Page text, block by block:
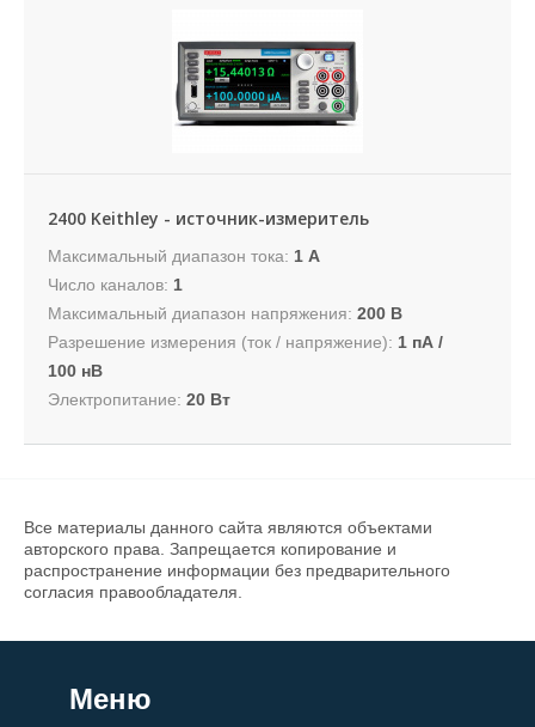
2400 Keithley - источник-измеритель
Максимальный диапазон тока: 1 A
Число каналов: 1
Максимальный диапазон напряжения: 200 В
Разрешение измерения (ток / напряжение): 1 пА /
100 нВ
Электропитание: 20 Вт
Все материалы данного сайта являются объектами
авторского права. Запрещается копирование и
распространение информации без предварительного
согласия правообладателя.
Меню